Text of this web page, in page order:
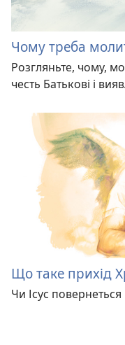
Чому треба
Розгляньте, чому,
честь Батькові і
Що таке прихід
Чи Ісус